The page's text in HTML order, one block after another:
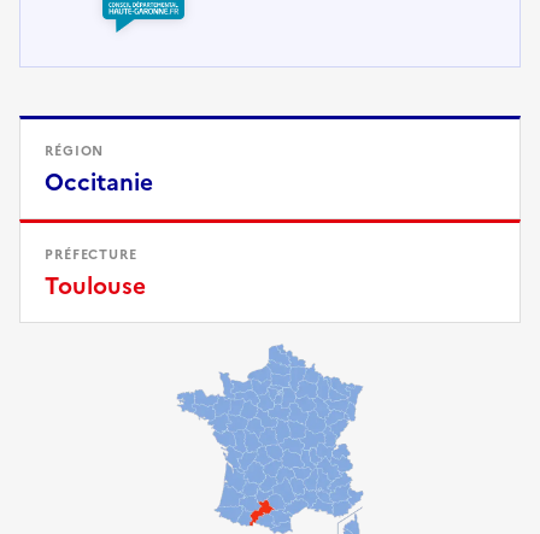
RÉGION
Occitanie
PRÉFECTURE
Toulouse